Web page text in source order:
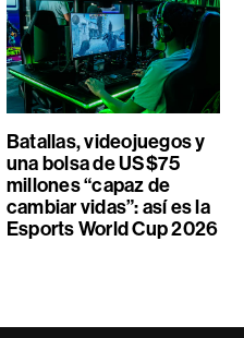
Batallas, videojuegos y
una bolsa de US$75
millones “capaz de
cambiar vidas”: así es la
Esports World Cup 2026